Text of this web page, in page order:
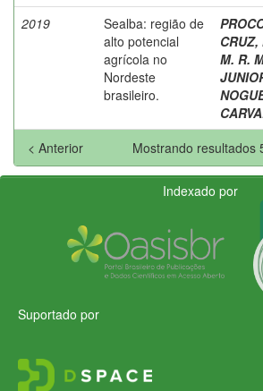
2019
Sealba: região de
alto potencial
agrícola no
Nordeste
brasileiro.
CRUZ,
M. R.
Mostrando resultados
< Anterior
Indexado por
Suportado por